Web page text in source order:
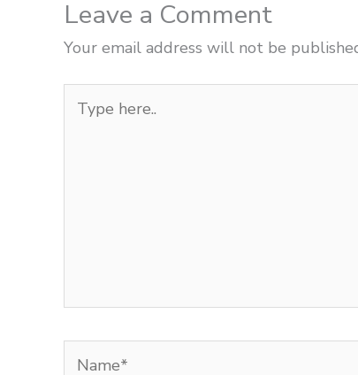
Leave a Comment
Your email address will not be
here..